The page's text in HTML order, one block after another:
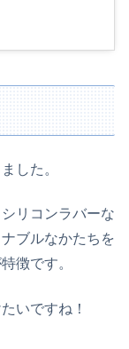
した。
リコンラバーな
ブルなかたちを
徴です。
いですね！